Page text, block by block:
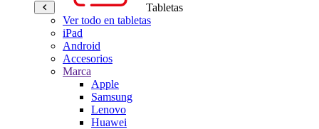
Tabletas
Ver todo en tabletas
iPad
Android
Accesorios
Marca
Apple
Samsung
Lenovo
Huawei